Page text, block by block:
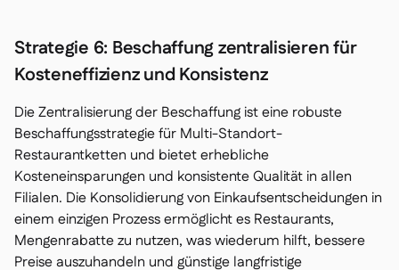
Strategie 6: Beschaffung zentralisieren für
Kosteneffizienz und Konsistenz
Die Zentralisierung der Beschaffung ist eine robuste
Beschaffungsstrategie für Multi-Standort-
Restaurantketten und bietet erhebliche
Kosteneinsparungen und konsistente Qualität in allen
Filialen. Die Konsolidierung von Einkaufsentscheidungen in
einem einzigen Prozess ermöglicht es Restaurants,
Mengenrabatte zu nutzen, was wiederum hilft, bessere
Preise auszuhandeln und günstige langfristige